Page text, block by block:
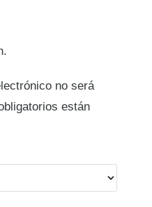
no será
están